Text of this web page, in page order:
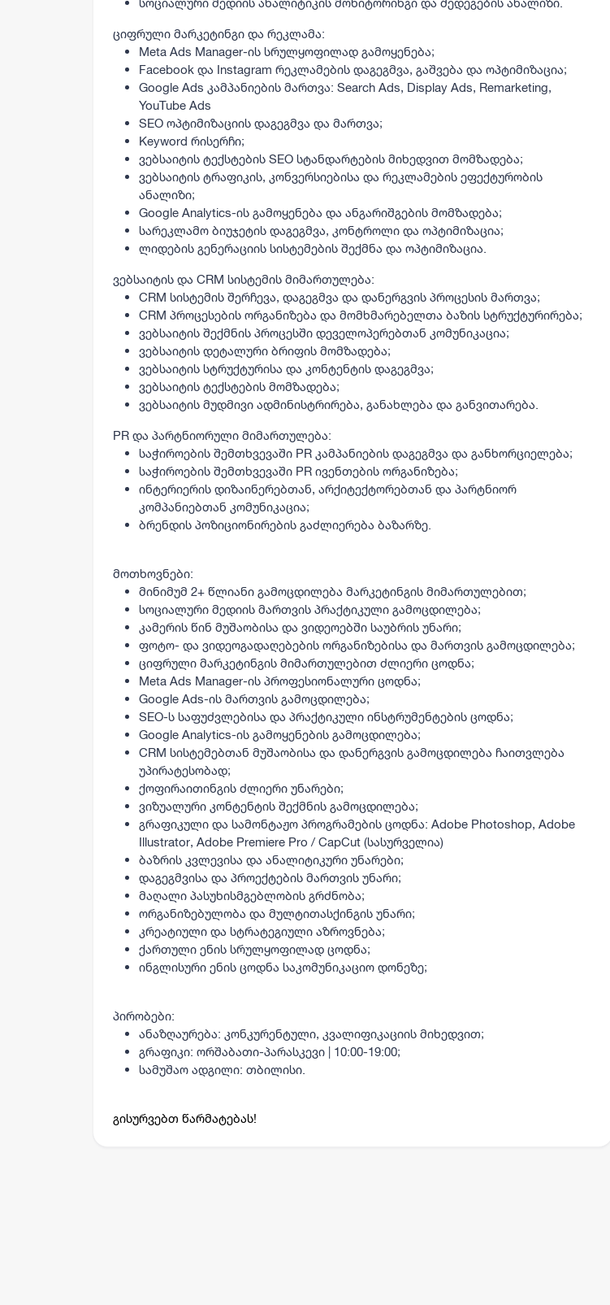
ციფრული მარკეტინგი და რეკლამა:
Meta Ads Manager-ის სრულყოფილად გამოყენება;
Facebook და Instagram რეკლამების დაგეგმვა, გაშვება და ოპტიმიზაცია;
Google Ads კამპანიების მართვა: Search Ads, Display Ads, Remarketing,
YouTube Ads
SEO ოპტიმიზაციის დაგეგმვა და მართვა;
Keyword რისერჩი;
ვებსაიტის ტექსტების SEO სტანდარტების მიხედვით მომზადება;
ვებსაიტის ტრაფიკის, კონვერსიებისა და რეკლამების ეფექტურობის
ანალიზი;
Google Analytics-ის გამოყენება და ანგარიშგების მომზადება;
სარეკლამო ბიუჯეტის დაგეგმვა, კონტროლი და ოპტიმიზაცია;
ლიდების გენერაციის სისტემების შექმნა და ოპტიმიზაცია.
ვებსაიტის და CRM სისტემის მიმართულება:
CRM სისტემის შერჩევა, დაგეგმვა და დანერგვის პროცესის მართვა;
CRM პროცესების ორგანიზება და მომხმარებელთა ბაზის სტრუქტურირება;
ვებსაიტის შექმნის პროცესში დეველოპერებთან კომუნიკაცია;
ვებსაიტის დეტალური ბრიფის მომზადება;
ვებსაიტის სტრუქტურისა და კონტენტის დაგეგმვა;
ვებსაიტის ტექსტების მომზადება;
ვებსაიტის მუდმივი ადმინისტრირება, განახლება და განვითარება.
PR და პარტნიორული მიმართულება:
საჭიროების შემთხვევაში PR კამპანიების დაგეგმვა და განხორციელება;
საჭიროების შემთხვევაში PR ივენთების ორგანიზება;
ინტერიერის დიზაინერებთან, არქიტექტორებთან და პარტნიორ
კომპანიებთან კომუნიკაცია;
ბრენდის პოზიციონირების გაძლიერება ბაზარზე.
მოთხოვნები:
მინიმუმ 2+ წლიანი გამოცდილება მარკეტინგის მიმართულებით;
სოციალური მედიის მართვის პრაქტიკული გამოცდილება;
კამერის წინ მუშაობისა და ვიდეოებში საუბრის უნარი;
ფოტო- და ვიდეოგადაღებების ორგანიზებისა და მართვის გამოცდილება;
ციფრული მარკეტინგის მიმართულებით ძლიერი ცოდნა;
Meta Ads Manager-ის პროფესიონალური ცოდნა;
Google Ads-ის მართვის გამოცდილება;
SEO-ს საფუძვლებისა და პრაქტიკული ინსტრუმენტების ცოდნა;
Google Analytics-ის გამოყენების გამოცდილება;
CRM სისტემებთან მუშაობისა და დანერგვის გამოცდილება ჩაითვლება
უპირატესობად;
ქოფირაითინგის ძლიერი უნარები;
ვიზუალური კონტენტის შექმნის გამოცდილება;
გრაფიკული და სამონტაჟო პროგრამების ცოდნა: Adobe Photoshop, Adobe
Illustrator, Adobe Premiere Pro / CapCut (სასურველია)
ბაზრის კვლევისა და ანალიტიკური უნარები;
დაგეგმვისა და პროექტების მართვის უნარი;
მაღალი პასუხისმგებლობის გრძნობა;
ორგანიზებულობა და მულტითასქინგის უნარი;
კრეატიული და სტრატეგიული აზროვნება;
ქართული ენის სრულყოფილად ცოდნა;
ინგლისური ენის ცოდნა საკომუნიკაციო დონეზე;
პირობები:
ანაზღაურება: კონკურენტული, კვალიფიკაციის მიხედვით;
გრაფიკი: ორშაბათი-პარასკევი | 10:00-19:00;
სამუშაო ადგილი: თბილისი.
გისურვებთ წარმატებას!